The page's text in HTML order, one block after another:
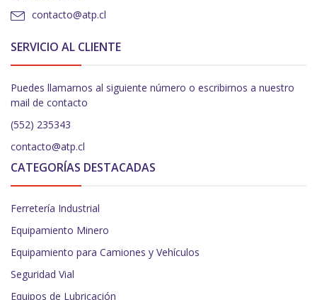
contacto@atp.cl
SERVICIO AL CLIENTE
Puedes llamarnos al siguiente número o escribirnos a nuestro
mail de contacto
(552) 235343
contacto@atp.cl
CATEGORÍAS DESTACADAS
Ferretería Industrial
Equipamiento Minero
Equipamiento para Camiones y Vehículos
Seguridad Vial
Equipos de Lubricación